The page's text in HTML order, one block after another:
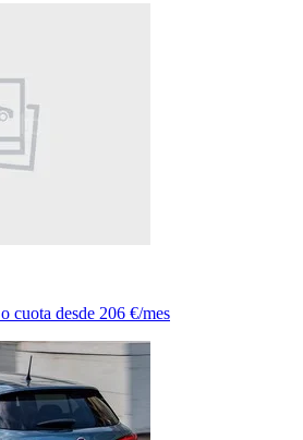
o cuota desde 206 €/mes